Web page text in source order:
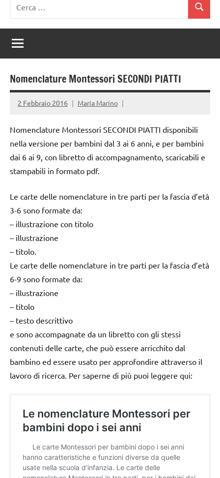
per:
Cerca
Nomenclature Montessori SECONDI PIATTI
2 Febbraio 2016 Maria Marino
Nomenclature Montessori SECONDI PIATTI disponibili
nella versione per bambini dal 3 ai 6 anni, e per bambini
dai 6 ai 9, con libretto di accompagnamento, scaricabili e
stampabili in formato pdf.
Le carte delle nomenclature in tre parti per la fascia d’età
3-6 sono formate da:
– illustrazione con titolo
– illustrazione
– titolo.
Le carte delle nomenclature in tre parti per la fascia d’età
6-9 sono formate da:
– illustrazione
– titolo
– testo descrittivo
e sono accompagnate da un libretto con gli stessi
contenuti delle carte, che può essere arricchito dal
bambino ed essere usato per approfondire attraverso il
lavoro di ricerca. Per saperne di più puoi leggere qui: